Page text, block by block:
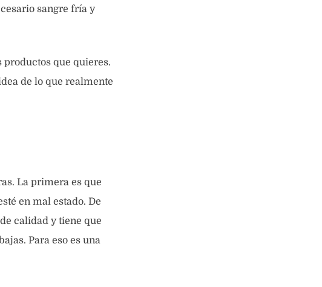
sangre fría y
productos que quieres.
de lo que realmente
La primera es que
en mal estado. De
calidad y tiene que
Para eso es una